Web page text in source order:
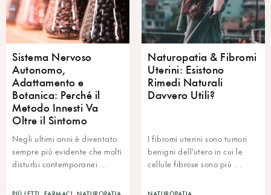
Sistema Nervoso
Autonomo,
Adattamento e
Botanica: Perché il
Metodo Innesti Va
Oltre il Sintomo
Negli ultimi anni è diventato
sempre più evidente che molti
disturbi contemporanei ...
Naturopatia & Fibromi
Uterini: Esistono
Rimedi Naturali
Davvero Utili?
I fibromi uterini sono tumori
benigni dell'utero in cui le
cellule fibrose sono più ...